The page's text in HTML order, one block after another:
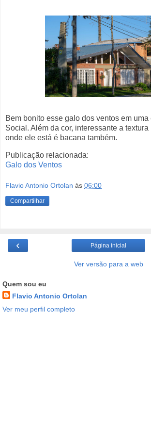
Bem bonito esse galo dos ventos em
Social. Além da cor, interessante a textura
onde ele está é bacana também.
Publicação relacionada:
Galo dos Ventos
Flavio Antonio Ortolan às 06:00
Compartilhar
‹ Página inicial
Ver versão para a web
Quem sou eu
Flavio Antonio Ortolan
Ver meu perfil completo